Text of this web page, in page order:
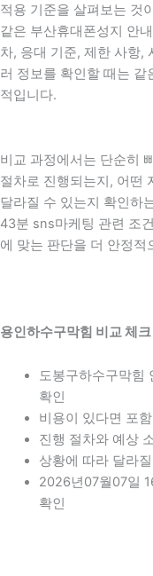
적용 기준을 살펴보는 것
같은 부산휴대폰성지 안
차, 응대 기준, 제한 사항,
러 정보를 확인할 때는 같
적입니다.
비교 과정에서는 단순히
절차로 진행되는지, 어떤
달라질 수 있는지 확인하
43분 sns마케팅 관련 조
에 맞는 판단을 더 안정적
용인하수구막힘 비교 체
도봉구하수구막힘
확인
비용이 있다면 포
진행 절차와 예상
상황에 따라 달라
2026년07월07일
확인